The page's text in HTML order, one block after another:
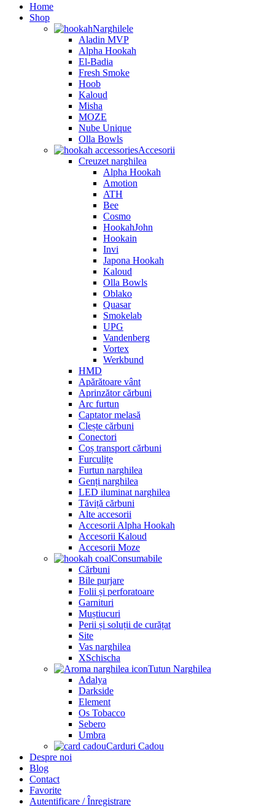
Home
Shop
Narghilele
Aladin MVP
Alpha Hookah
El-Badia
Fresh Smoke
Hoob
Kaloud
Misha
MOZE
Nube Unique
Olla Bowls
Accesorii
Creuzet narghilea
Alpha Hookah
Amotion
ATH
Bee
Cosmo
HookahJohn
Hookain
Invi
Japona Hookah
Kaloud
Olla Bowls
Oblako
Quasar
Smokelab
UPG
Vandenberg
Vortex
Werkbund
HMD
Apărătoare vânt
Aprinzător cărbuni
Arc furtun
Captator melasă
Clește cărbuni
Conectori
Coș transport cărbuni
Furculițe
Furtun narghilea
Genți narghilea
LED iluminat narghilea
Tăviță cărbuni
Alte accesorii
Accesorii Alpha Hookah
Accesorii Kaloud
Accesorii Moze
Consumabile
Cărbuni
Bile purjare
Folii și perforatoare
Garnituri
Muștiucuri
Perii și soluții de curățat
Site
Vas narghilea
XSchischa
Tutun Narghilea
Adalya
Darkside
Element
Os Tobacco
Sebero
Umbra
Carduri Cadou
Despre noi
Blog
Contact
Favorite
Autentificare / Înregistrare